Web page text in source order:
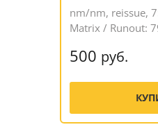
nm/nm, reissue,
Matrix / Runout:
500 руб.